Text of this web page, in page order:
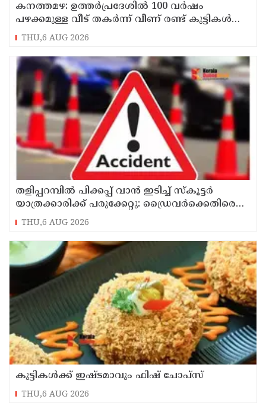
കനത്തമഴ: ഉത്തര്‍പ്രദേശില്‍ 100 വര്‍ഷം
പഴക്കമുള്ള വീട് തകര്‍ന്ന് വീണ് രണ്ട് കുട്ടികള്‍
ഉള്‍പ്പടെ 6 പേര്‍ക്ക് ദാരുണാന്ത്യം
THU,6 AUG 2026
തളിപ്പറമ്പിൽ പിക്കപ്പ് വാൻ ഇടിച്ച് സ്‌കൂട്ടർ
യാത്രക്കാരിക്ക് പരുക്കേറ്റു: ഡ്രൈവർക്കെതിരെ
കേസെടുത്തു
THU,6 AUG 2026
കുട്ടികൾക്ക് ഇഷ്ടമാവും ഫിഷ് ചോപ്സ്
THU,6 AUG 2026